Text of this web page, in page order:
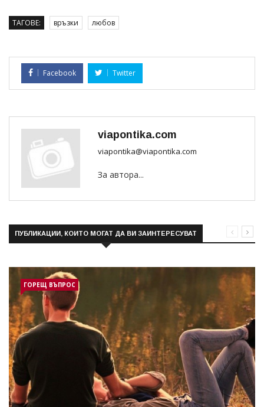
ТАГОВЕ: връзки любов
Facebook Twitter
viapontika.com
viapontika@viapontika.com
За автора...
ПУБЛИКАЦИИ, КОИТО МОГАТ ДА ВИ ЗАИНТЕРЕСУВАТ
ГОРЕЩ ВЪПРОС